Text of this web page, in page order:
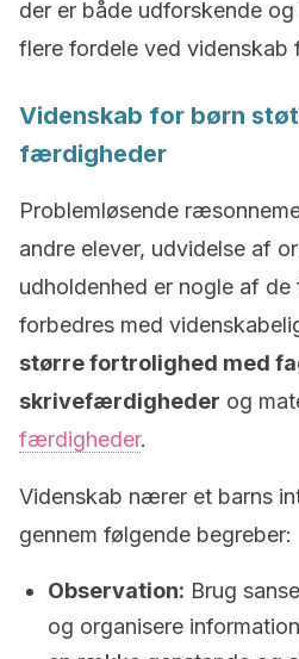
der er både udforskende
flere fordele ved videnskab
Videnskab for børn
færdigheder
Problemløsende
andre elever, udvidelse af
udholdenhed er nogle af
forbedres med
større fortrolighed med
skrivefærdigheder og
færdigheder.
Videnskab nærer et barns
gennem følgende begreber:
Observation: Brug
og organisere